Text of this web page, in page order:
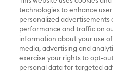
ADVENTURES OF SABRINA,
Entertainment Inc. Archie
elements © & ™ Archie Comic
(sXX); SEINFELD and all related
Rock Entertainment. (sXX); TED
Entertainment Inc. & Universal
UNEXPECTED JOURNEY, THE
THE HOBBIT: THE BATTLE OF THE
RINGS: THE FELLOWSHIP OF THE
technologies to enhance
personalized advertisements
performance and traffic on
information about your use
media, advertising and
exercise your rights to opt-
personal data for targeted